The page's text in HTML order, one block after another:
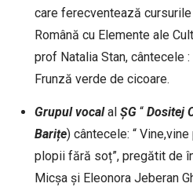
care ferecventează
Română cu Elemente ale
prof Natalia Stan, cântecele
Frunză verde de cicoare.
Grupul vocalal ȘG“ Dositej
Barițe) cântecele: “
plopii fără soț”, pregătit de
Micșa și Eleonora Jeberan